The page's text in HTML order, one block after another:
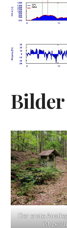
Bilder
Der erste
ist